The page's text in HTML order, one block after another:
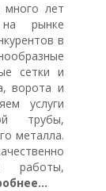
много лет
на рынке
в
сетки и
ворота и
услуги
трубы,
металла.
работы,